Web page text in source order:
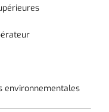
environnementales